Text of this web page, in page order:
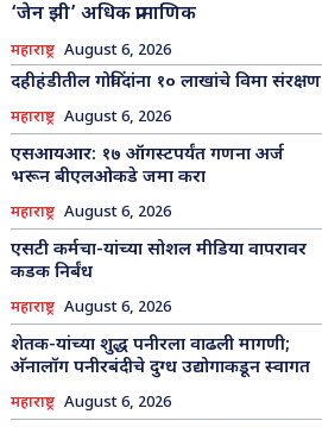
‘जेन झी’ अधिक प्रामाणिक
महाराष्ट्र August 6, 2026
दहीहंडीतील गोविंदांना १० लाखांचे विमा संरक्षण
महाराष्ट्र August 6, 2026
एसआयआर: १७ ऑगस्टपर्यंत गणना अर्ज
भरून बीएलओकडे जमा करा
महाराष्ट्र August 6, 2026
एसटी कर्मचा-यांच्या सोशल मीडिया वापरावर
कडक निर्बंध
महाराष्ट्र August 6, 2026
शेतक-यांच्या शुद्ध पनीरला वाढली मागणी;
अ‍ॅनालॉग पनीरबंदीचे दुग्ध उद्योगाकडून स्वागत
महाराष्ट्र August 6, 2026